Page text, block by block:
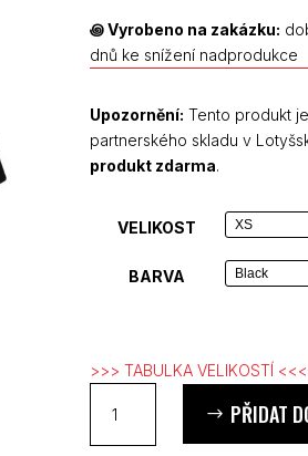
꩜Vyrobeno na zakázku:
dnů ke snížení nadprodukce
Upozornění: Tento produkt
partnerského skladu v
produkt zdarma.
VELIKOST
BARVA
>>> TABULKA VELIKOSTÍ <<<
BBŠ
crop
PŘIDAT